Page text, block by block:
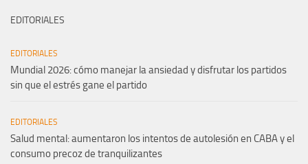
EDITORIALES
EDITORIALES
Mundial 2026: cómo manejar la ansiedad y disfrutar los partidos
sin que el estrés gane el partido
EDITORIALES
Salud mental: aumentaron los intentos de autolesión en CABA y el
consumo precoz de tranquilizantes